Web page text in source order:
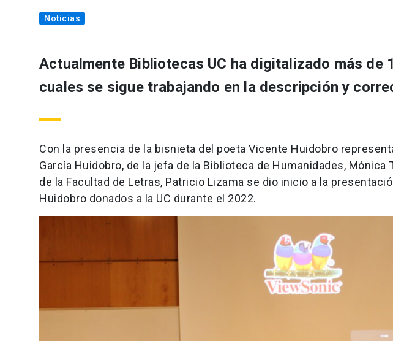
Noticias
Actualmente Bibliotecas UC ha digitalizado más de
cuales se sigue trabajando en la descripción y
Con la presencia de la bisnieta del poeta Vicente Huidobro
García Huidobro, de la jefa de la Biblioteca de Humanidades, Mónica
de la Facultad de Letras, Patricio Lizama se dio inicio a la
Huidobro donados a la UC durante el 2022.